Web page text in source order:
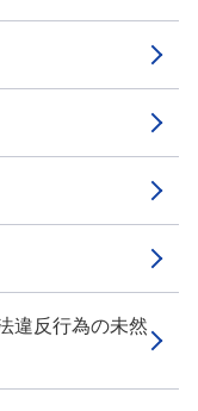
違反行為の未然